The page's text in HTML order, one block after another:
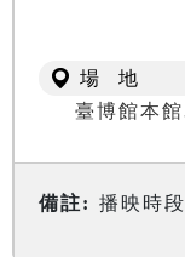
場 地
臺博館本
備註: 播映時